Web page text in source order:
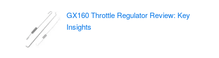
GX160 Throttle Regulator Review: Key
Insights